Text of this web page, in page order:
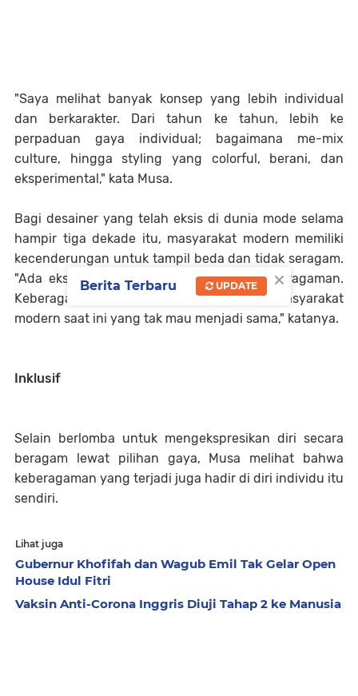
"Saya melihat banyak konsep yang lebih individual
dan berkarakter. Dari tahun ke tahun, lebih ke
perpaduan gaya individual; bagaimana me-mix
culture, hingga styling yang colorful, berani, dan
eksperimental," kata Musa.
Bagi desainer yang telah eksis di dunia mode selama
hampir tiga dekade itu, masyarakat modern memiliki
kecenderungan untuk tampil beda dan tidak seragam.
"Ada ekspresi untuk tak menimbulkan keseragaman.
Keberagaman itu jadi tolok ukur nilai masyarakat
modern saat ini yang tak mau menjadi sama," katanya.
Inklusif
Selain berlomba untuk mengekspresikan diri secara
beragam lewat pilihan gaya, Musa melihat bahwa
keberagaman yang terjadi juga hadir di diri individu itu
sendiri.
Lihat juga
Gubernur Khofifah dan Wagub Emil Tak Gelar Open
House Idul Fitri
Vaksin Anti-Corona Inggris Diuji Tahap 2 ke Manusia
×
Berita Terbaru UPDATE